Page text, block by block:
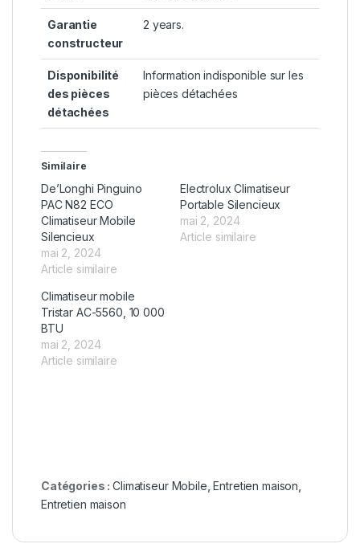
Garantie
constructeur
‎2 years.
Disponibilité
des pièces
détachées
‎Information indisponible sur les
pièces détachées
Similaire
De’Longhi Pinguino
PAC N82 ECO
Climatiseur Mobile
Silencieux
mai 2, 2024
Article similaire
Electrolux Climatiseur
Portable Silencieux
mai 2, 2024
Article similaire
Climatiseur mobile
Tristar AC-5560, 10 000
BTU
mai 2, 2024
Article similaire
Catégories :Climatiseur Mobile ,Entretien maison
Entretien maison